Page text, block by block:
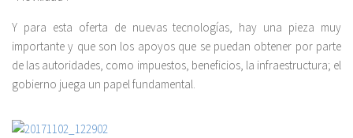
Y para esta oferta de nuevas tecnologías, hay una pieza muy
importante y que son los apoyos que se puedan obtener por parte
de las autoridades, como impuestos, beneficios, la infraestructura; el
gobierno juega un papel fundamental.